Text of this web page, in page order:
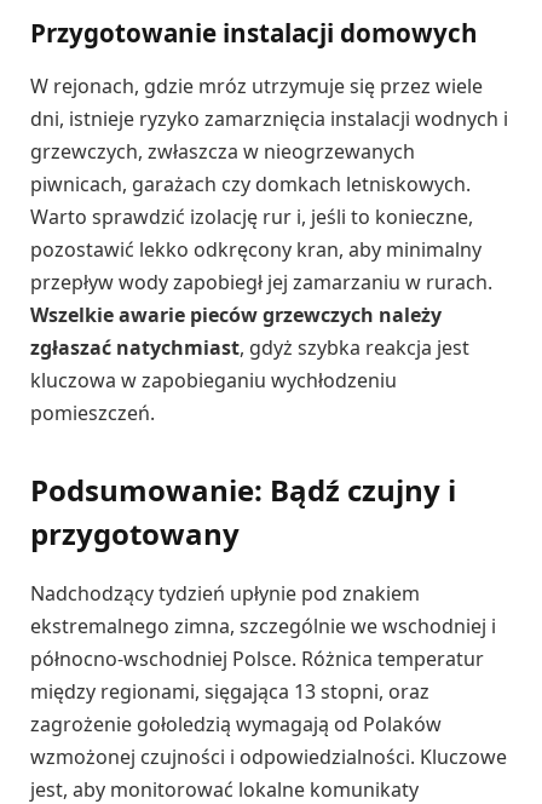
Przygotowanie instalacji domowych
W rejonach, gdzie mróz utrzymuje się przez wiele
dni, istnieje ryzyko zamarznięcia instalacji wodnych i
grzewczych, zwłaszcza w nieogrzewanych
piwnicach, garażach czy domkach letniskowych.
Warto sprawdzić izolację rur i, jeśli to konieczne,
pozostawić lekko odkręcony kran, aby minimalny
przepływ wody zapobiegł jej zamarzaniu w rurach.
Wszelkie awarie pieców grzewczych należy
zgłaszać natychmiast, gdyż szybka reakcja jest
kluczowa w zapobieganiu wychłodzeniu
pomieszczeń.
Podsumowanie: Bądź czujny i
przygotowany
Nadchodzący tydzień upłynie pod znakiem
ekstremalnego zimna, szczególnie we wschodniej i
północno-wschodniej Polsce. Różnica temperatur
między regionami, sięgająca 13 stopni, oraz
zagrożenie gołoledzią wymagają od Polaków
wzmożonej czujności i odpowiedzialności. Kluczowe
jest, aby monitorować lokalne komunikaty